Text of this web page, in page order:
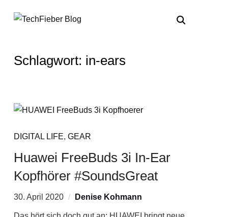
Schlagwort: in-ears
DIGITAL LIFE, GEAR
Huawei FreeBuds 3i In-Ear
Kopfhörer #SoundsGreat
30. April 2020 Denise Kohmann